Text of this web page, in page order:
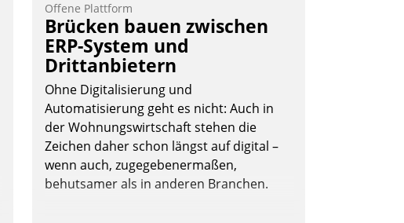
Softwareentwicklungshaus Datatrain.
Andreas Lerchner
Offene Plattform
Brücken bauen zwischen
ERP-System und
Drittanbietern
Ohne Digitalisierung und
Automatisierung geht es nicht: Auch in
der Wohnungswirtschaft stehen die
Zeichen daher schon längst auf digital –
wenn auch, zugegebenermaßen,
behutsamer als in anderen Branchen.